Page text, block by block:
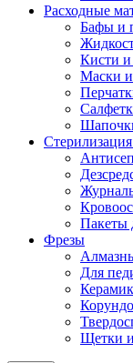
Расходные
Бафы и
Кисти и
Маски
Пакеты
Фрезы
Для
Щетки